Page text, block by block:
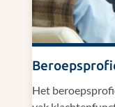
Het